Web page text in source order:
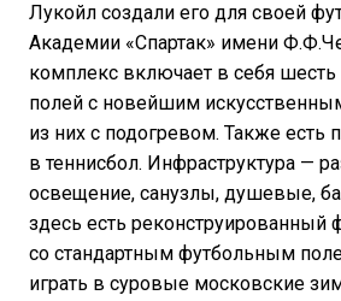
Лукойл создали его для своей
Академии «Спартак» имени
комплекс включает в себя шесть
полей с новейшим
из них с подогревом. Также есть
в теннисбол. Инфраструктура —
освещение, санузлы, душевые,
здесь есть
со стандартным футбольным
играть в суровые московские